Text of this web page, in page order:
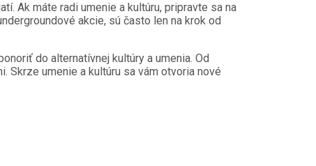
Ak máte radi umenie a kultúru, pripravte sa na
akcie, sú často len na krok od
do alternatívnej kultúry a umenia. Od
Skrze umenie a kultúru sa vám otvoria nové